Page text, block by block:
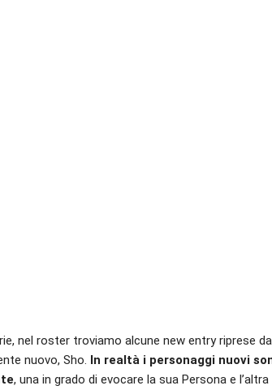
nel roster troviamo alcune new entry riprese
nuovo, Sho. In realtà i personaggi nuovi
, una in grado di evocare la sua Persona e